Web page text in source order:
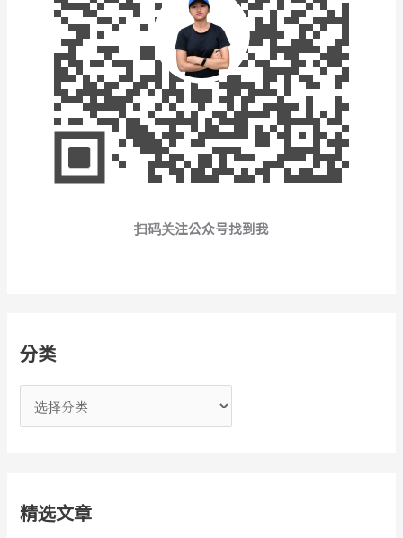
扫码关注公众号找到我
分类
类
精选文章